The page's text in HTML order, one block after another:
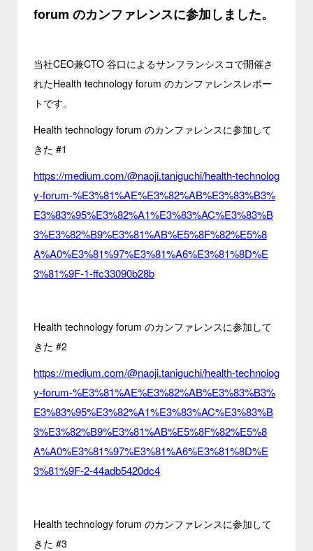
forum のカンファレンスに参加しました。
当社CEO兼CTO 谷口によるサンフランシスコで開催さ
れたHealth technology forum のカンファレンスレポー
トです。
Health technology forum のカンファレンスに参加して
きた #1
https://medium.com/@naoji.taniguchi/health-technolog
y-forum-%E3%81%AE%E3%82%AB%E3%83%B3%
E3%83%95%E3%82%A1%E3%83%AC%E3%83%B
3%E3%82%B9%E3%81%AB%E5%8F%82%E5%8
A%A0%E3%81%97%E3%81%A6%E3%81%8D%E
3%81%9F-1-ffc33090b28b
Health technology forum のカンファレンスに参加して
きた #2
https://medium.com/@naoji.taniguchi/health-technolog
y-forum-%E3%81%AE%E3%82%AB%E3%83%B3%
E3%83%95%E3%82%A1%E3%83%AC%E3%83%B
3%E3%82%B9%E3%81%AB%E5%8F%82%E5%8
A%A0%E3%81%97%E3%81%A6%E3%81%8D%E
3%81%9F-2-44adb5420dc4
Health technology forum のカンファレンスに参加して
きた #3